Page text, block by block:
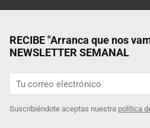
RECIBE "Arranca que nos
NEWSLETTER SEMANAL
Suscribiéndote aceptas nuestra política